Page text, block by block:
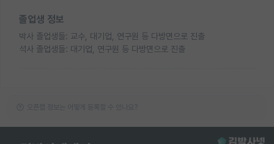
졸업생 정보
박사 졸업생들: 교수, 대기업, 연구원 등 다방면으로 진출
석사 졸업생들: 대기업, 연구원 등 다방면으로 진출
오픈랩 정보는 어떻게 등록할 수 있나요?